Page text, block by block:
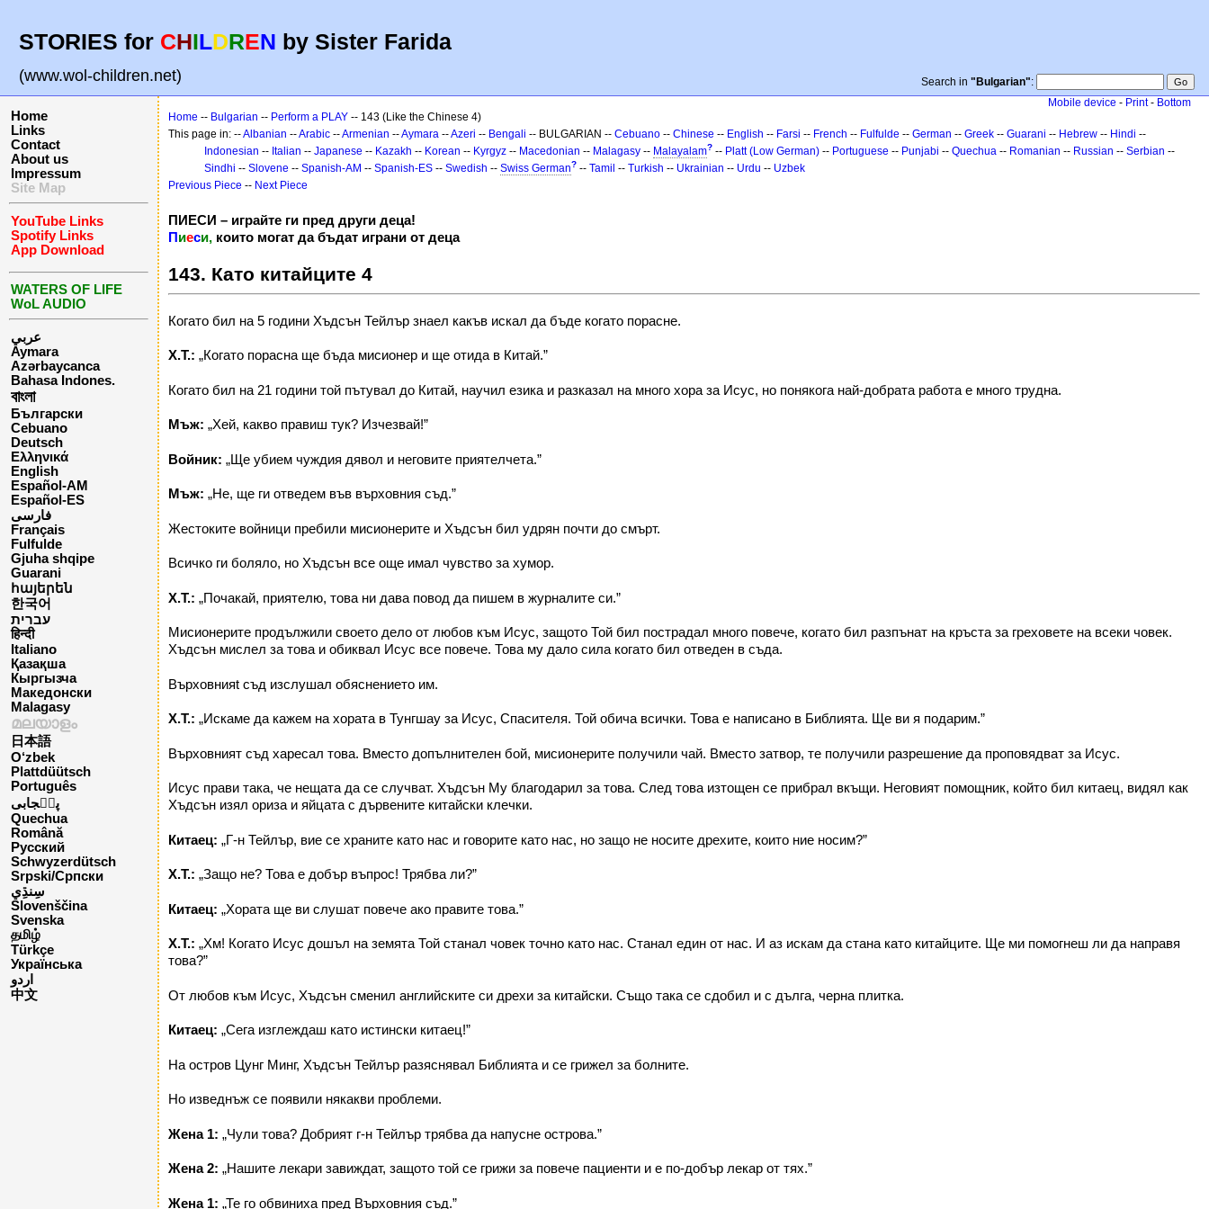
STORIES for CHILDREN by Sister Farida
(www.wol-children.net) Search in "Bulgarian":
Home
Links
Contact
About us
Impressum
Site Map
YouTube Links
Spotify Links
App Download
WATERS OF LIFE
WoL AUDIO
عربي
Aymara
Azərbaycanca
Bahasa Indones.
বাংলা
Български
Cebuano
Deutsch
Ελληνικά
English
Español-AM
Español-ES
فارسی
Français
Fulfulde
Gjuha shqipe
Guarani
հայերեն
한국어
עברית
हिन्दी
Italiano
Қазақша
Кыргызча
Македонски
Malagasy
മലയാളം
日本語
O‘zbek
Plattdüütsch
Português
پن٘جابی
Quechua
Română
Русский
Schwyzerdütsch
Srpski/Српски
Slovenščina
Svenska
தமிழ்
Türkçe
Українська
اردو
中文
Mobile device - Print- Bottom
Home -- Bulgarian -- Perform a PLAY -- 143 (Like the Chinese 4)
This page in: --Albanian --Arabic --Armenian --Aymara --Azeri -- Bengali -- BULGARIAN -- Cebuano -- Chinese -- English -- Farsi -- French -- Fulfulde -- German -- Greek -- Guarani -- Hebrew -- Hindi --
Indonesian -- Italian -- Japanese -- Kazakh -- Korean -- Kyrgyz -- Macedonian -- Malagasy -- Malayalam? -- Platt (Low German) -- Portuguese -- Punjabi -- Quechua -- Romanian -- Russian -- Serbian --
Sindhi -- Slovene -- Spanish-AM -- Spanish-ES -- Swedish -- Swiss German? -- Tamil -- Turkish -- Ukrainian -- Urdu -- Uzbek
Previous Piece -- Next Piece
ПИЕСИ – играйте ги пред други деца!
Пиеси, които могат да бъдат играни от деца
143. Като китайците 4
Когато бил на 5 години Хъдсън Тейлър знаел какъв искал да бъде когато порасне.
Х.Т.: „Когато порасна ще бъда мисионер и ще отида в Китай.”
Когато бил на 21 години той пътувал до Китай, научил езика и разказал на много хора за Исус, но понякога най-добрата работа е много трудна.
Мъж: „Хей, какво правиш тук? Изчезвай!”
Войник: „Ще убием чуждия дявол и неговите приятелчета.”
Мъж: „Не, ще ги отведем във върховния съд.”
Жестоките войници пребили мисионерите и Хъдсън бил удрян почти до смърт.
Всичко ги боляло, но Хъдсън все още имал чувство за хумор.
Х.Т.: „Почакай, приятелю, това ни дава повод да пишем в журналите си.”
Мисионерите продължили своето дело от любов към Исус, защото Той бил пострадал много повече, когато бил разпънат на кръста за греховете нa всеки човек.
Хъдсън мислел за това и обиквал Исус все повече. Това му дало сила когато бил отведен в съда.
Върховнияt съд изслушал обяснението им.
Х.Т.: „Искаме да кажем на хората в Тунгшау за Исус, Спасителя. Той обича всички. Това е написано в Библията. Ще ви я подарим.”
Върховният съд харесал това. Вместо допълнителен бой, мисионерите получили чай. Вместо затвор, те получили разрешение да проповядват за Исус.
Исус прави така, че нещата да се случват. Хъдсън Му благодарил за това. След това изтощен се прибрал вкъщи. Неговият помощник, който бил китаец, видял как
Хъдсън изял ориза и яйцата с дървените китайски клечки.
Китаец: „Г-н Тейлър, вие се храните като нас и говорите като нас, но защо не носите дрехите, които ние носим?”
Х.Т.: „Защо не? Това е добър въпрос! Трябва ли?”
Китаец: „Хората ще ви слушат повече ако правите това.”
Х.Т.: „Хм! Когато Исус дошъл на земята Той станал човек точно като нас. Станал един от нас. И аз искам да стана като китайците. Ще ми помогнеш ли да направя
това?”
От любов към Исус, Хъдсън сменил английските си дрехи за китайски. Също така се сдобил и с дълга, черна плитка.
Китаец: „Сега изглеждаш като истински китаец!”
На остров Цунг Минг, Хъдсън Тейлър разяснявал Библията и се грижел за болните.
Но изведнъж се появили някакви проблеми.
Жена 1: „Чули това? Добрият г-н Тейлър трябва да напусне острова.”
Жена 2: „Нашите лекари завиждат, защото той се грижи за повече пациенти и е по-добър лекар от тях.”
Жена 1: „Те го обвиниха пред Върховния съд.”